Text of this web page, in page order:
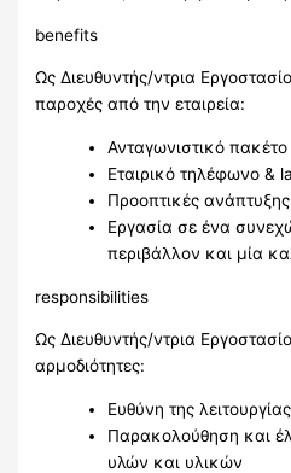
benefits
Ως Διευθυντής/ντρια
παροχές από την εταιρεία:
Ανταγωνιστικό
Εταιρικό τηλέφωνο &
Προοπτικές
Εργασία σε ένα
περιβάλλον και μία
responsibilities
Ως Διευθυντής/ντρια
αρμοδιότητες:
Ευθύνη της
Παρακολούθηση και
υλών και υλικών